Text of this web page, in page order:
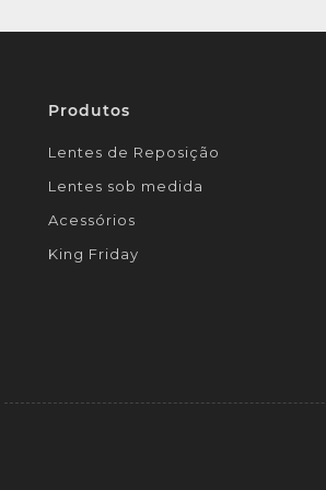
Produtos
Lentes de Reposição
Lentes sob medida
Acessórios
King Friday